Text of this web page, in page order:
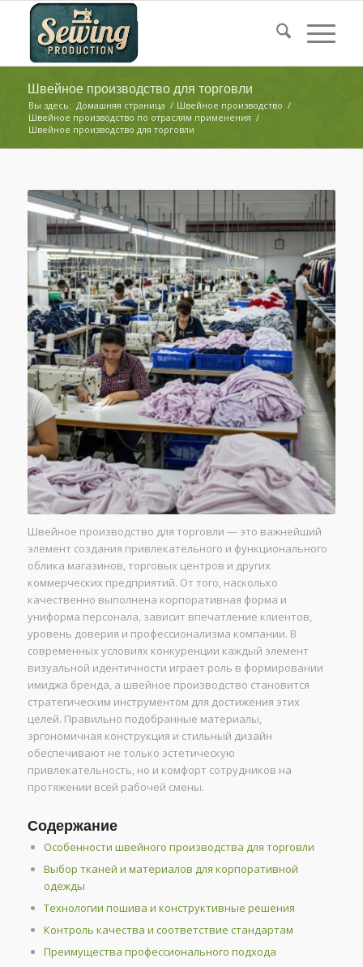
Швейное производство для торговли
Вы здесь: Домашняя страница / Швейное производство /
Швейное производство по отраслям применения /
Швейное производство для торговли
Швейное производство для торговли — это важнейший
элемент создания привлекательного и функционального
облика магазинов, торговых центров и других
коммерческих предприятий. От того, насколько
качественно выполнена корпоративная форма и
униформа персонала, зависит впечатление клиентов,
уровень доверия и профессионализма компании. В
современных условиях конкуренции каждый элемент
визуальной идентичности играет роль в формировании
имиджа бренда, а швейное производство становится
стратегическим инструментом для достижения этих
целей. Правильно подобранные материалы,
эргономичная конструкция и стильный дизайн
обеспечивают не только эстетическую
привлекательность, но и комфорт сотрудников на
протяжении всей рабочей смены.
Содержание
Особенности швейного производства для торговли
Выбор тканей и материалов для корпоративной
одежды
Технологии пошива и конструктивные решения
Контроль качества и соответствие стандартам
Преимущества профессионального подхода